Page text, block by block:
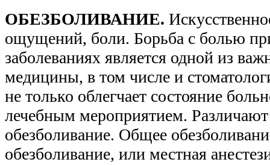
ОБЕЗБОЛИВАНИЕ.
ощущений, боли. Борьба с болью
заболеваниях является одной из
медицины, в том числе и
не только облегчает состояние
лечебным мероприятием.
обезболивание. Общее
обезболивание, или местная